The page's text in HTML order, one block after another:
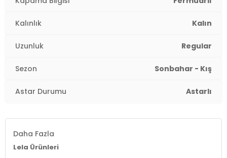
Astar Durumu:
Uzunluk:
Kalınlık:
4DK16492324.65
Kalınlık Kalın
Uzunluk Regular
Sezon Sonbahar - Kış
Astar Durumu Astarlı
Daha Fazla
Lela Ürünleri